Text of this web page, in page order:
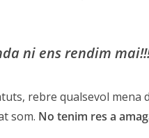
ni ens rendim
rebre qualsevol mena
som. No tenim res a